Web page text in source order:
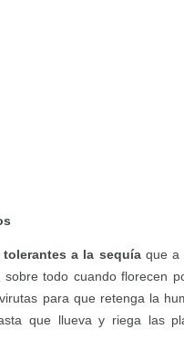
a la sequíaque a
todo cuando florecen
para que retenga la
que llueva y riega las